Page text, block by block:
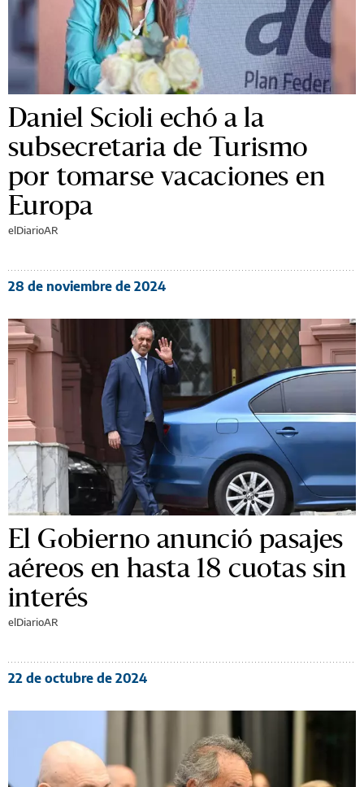
Daniel Scioli echó a la
subsecretaria de Turismo
por tomarse vacaciones en
Europa
elDiarioAR
28 de noviembre de 2024
El Gobierno anunció pasajes
aéreos en hasta 18 cuotas sin
interés
elDiarioAR
22 de octubre de 2024